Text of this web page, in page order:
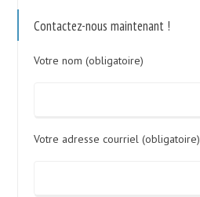
Contactez-nous maintenant !
Votre nom (obligatoire)
Votre adresse courriel (obligatoire)